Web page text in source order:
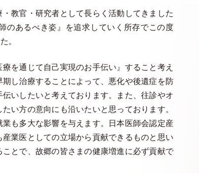
教官・研究者として長らく活動してきました
のあるべき姿』を追求していく所存でこの度
。
を通じて自己実現のお手伝い』すること考え
し治療することによって、悪化や後遺症を防
いしたいと考えております。また、往診やオ
い方の意向にも沿いたいと思っております。
も多大な影響を与えます。日本医師会認定産
業医としての立場から貢献できるものと思い
とで、故郷の皆さまの健康増進に必ず貢献で